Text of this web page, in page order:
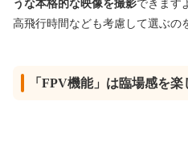
うな本格的な映像を撮影できます
高飛行時間なども考慮して選ぶの
「FPV機能」は臨場感を楽